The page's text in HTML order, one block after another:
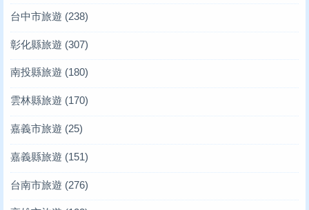
台中市旅遊 (238)
彰化縣旅遊 (307)
南投縣旅遊 (180)
雲林縣旅遊 (170)
嘉義市旅遊 (25)
嘉義縣旅遊 (151)
台南市旅遊 (276)